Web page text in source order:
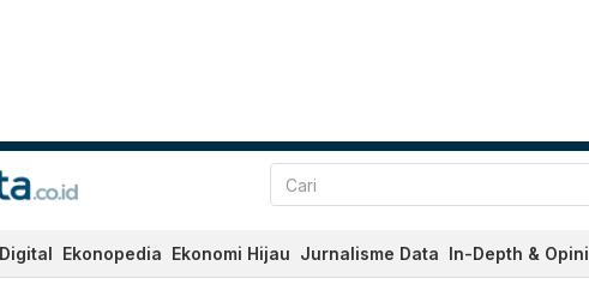
Digital Ekonopedia Ekonomi Hijau Jurnalisme Data In-Depth & Opini